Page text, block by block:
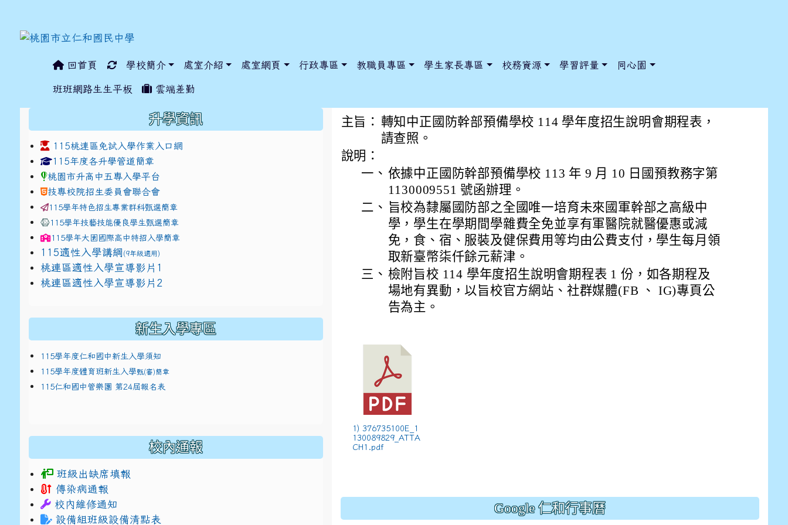
回首頁 學校簡介 處室介紹 處室網頁 行政專區 教職員專區 學生家長專區 校務資源 學習評量 同心園
班班網路生生平板 雲端差勤
中正國防幹部預備學校114學年度招生說明會期程表
主旨： 轉知中正國防幹部預備學校 114 學年度招生說明會期程表，
請查照。
說明：
一、 依據中正國防幹部預備學校 113 年 9 月 10 日國預教務字第
1130009551 號函辦理。
二、 旨校為隸屬國防部之全國唯一培育未來國軍幹部之高級中
學，學生在學期間學雜費全免並享有軍醫院就醫優惠或減
免，食、宿、服裝及健保費用等均由公費支付，學生每月領
取新臺幣柒仟餘元薪津。
三、 檢附旨校 114 學年度招生說明會期程表 1 份，如各期程及
場地有異動，以旨校官方網站、社群媒體(FB 、 IG)專頁公
告為主。
1) 376735100E_1
130089829_ATTA
CH1.pdf
Google 仁和行事曆
升學資訊
115桃連區免試入學作業入口網
link to https://www.jhjhs.tyc.edu.tw/modules/tadnews/index.php?nsn=5425
115年度各升學管道簡章link to http://tyc.entry.edu.tw/NoExamImitate_TL/NoExamImitateHome/Page/Public/ChooseSys?s=05 style=font-size: 1rem; background-
link to http://tyc.entry.edu.tw/NoExamImitate_TL/NoExamImitateHome/Page/Public/ChooseSys?s=05 style=font-size: 1rem; background-
桃園市升高中五專入學平台
技專校院招生委員會聯合會
115學年特色招生專業群科甄選簡章
115學年技藝技能優良學生甄選簡章
115學年大園國際高中特招入學簡章
115適性入學講綱 (9年級適用)
link to https://docs.google.com/presentation/d/1x3bih9gNpRNolaz0znBOn--g7OisECve/
桃連區適性入學宣導影片1
link to https://docs.google.com/presentation/d/1x3bih9gNpRNolaz0znBOn--g7OisECve/
桃連區適性入學宣導影片2 link to https://docs.go114適性入學講綱 ogle.com/presentation/d/
新生入學專區
115學年度仁和國中新生入學須知
115學年度體育班新生入學甄(審)簡章
115仁和國中管樂團 第24屆報名表
校內通報
班級出缺席填報
傳染病通報
校內維修通知
設備組班級設備清點表